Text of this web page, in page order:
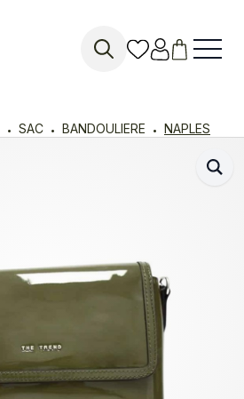
SAC BANDOULIERE NAPLES